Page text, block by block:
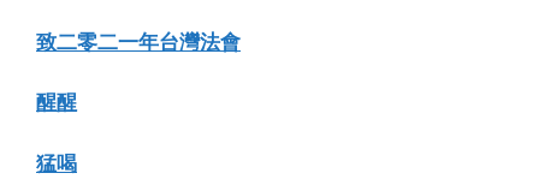
致二零二一年台灣法會
醒醒
猛喝